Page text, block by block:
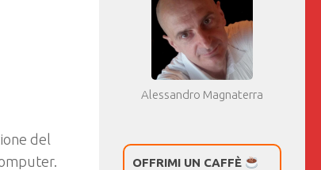
del
Alessandro Magnaterra
OFFRIMI UN CAFFÈ